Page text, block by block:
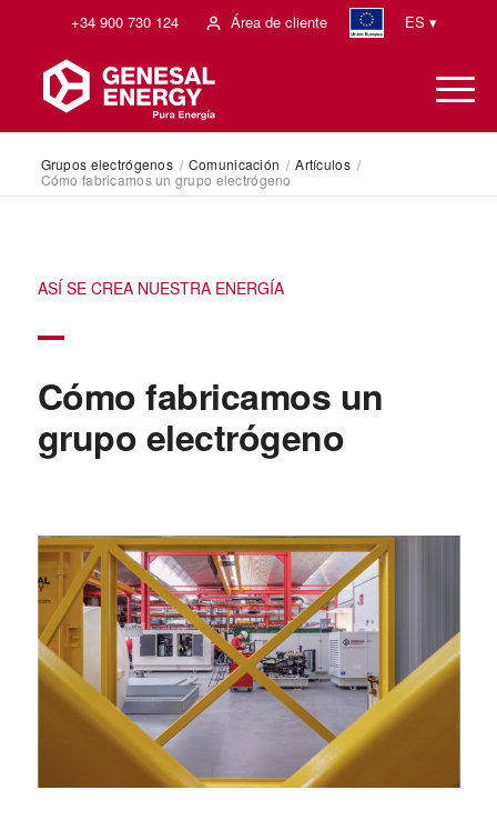
+34 900 730 124 Área de cliente ES ▾
Grupos electrógenos / Comunicación / Artículos /
Cómo fabricamos un grupo electrógeno
ASÍ SE CREA NUESTRA ENERGÍA
Cómo fabricamos un
grupo electrógeno